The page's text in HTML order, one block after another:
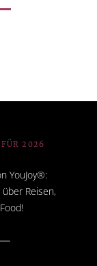
2026
YouJoy®:
Reisen,